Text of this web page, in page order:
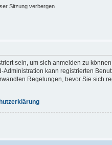
Sitzung verbergen
sein, um sich anmelden zu
Administration kann registrierten
Regelungen, bevor Sie sich